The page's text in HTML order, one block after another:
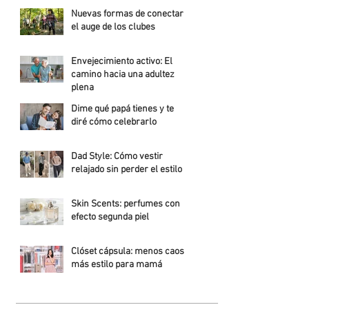
Nuevas formas de conectar:
el auge de los clubes
Envejecimiento activo: El
camino hacia una adultez
plena
Alejandra Roldán
Dime qué papá tienes y te
diré cómo celebrarlo
Dad Style: Cómo vestir
relajado sin perder el estilo
Skin Scents: perfumes con
efecto segunda piel
Clóset cápsula: menos caos,
más estilo para mamá